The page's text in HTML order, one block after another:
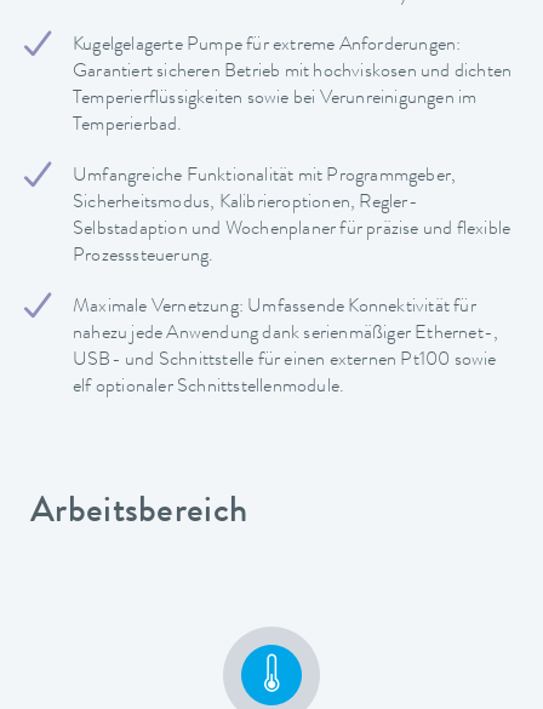
Kugelgelagerte Pumpe für extreme Anforderungen:
Garantiert sicheren Betrieb mit hochviskosen und dichten
Temperierflüssigkeiten sowie bei Verunreinigungen im
Temperierbad.
Umfangreiche Funktionalität mit Programmgeber,
Sicherheitsmodus, Kalibrieroptionen, Regler-
Selbstadaption und Wochenplaner für präzise und flexible
Prozesssteuerung.
Maximale Vernetzung: Umfassende Konnektivität für
nahezu jede Anwendung dank serienmäßiger Ethernet-,
USB- und Schnittstelle für einen externen Pt100 sowie
elf optionaler Schnittstellenmodule.
Arbeitsbereich